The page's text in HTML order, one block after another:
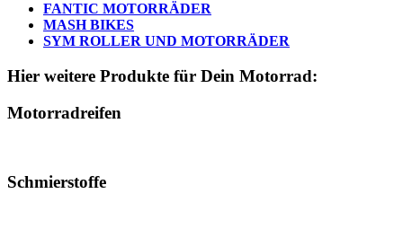
FANTIC MOTORRÄDER
MASH BIKES
SYM ROLLER UND MOTORRÄDER
Hier weitere Produkte für Dein Motorrad:
Motorradreifen
Schmierstoffe